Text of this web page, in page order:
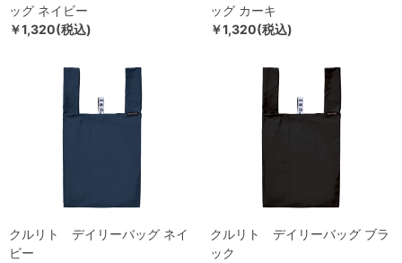
ッグ ネイビー
￥1,320(税込)
ッグ カーキ
￥1,320(税込)
クルリト デイリーバッグ ネイ
ビー
クルリト デイリーバッグ ブラ
ック